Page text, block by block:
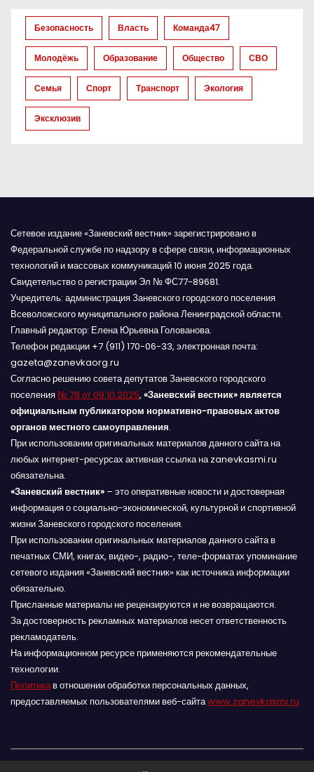
а
п
и
с
я
Безопасность Власть Команда47
Молодёжь Образование Общество СВО
Семья Спорт Транспорт Экология
Эксклюзив
Сетевое издание «Заневский вестник» зарегистрировано в
Федеральной службе по надзору в сфере связи, информационных
технологий и массовых коммуникаций 10 июня 2025 года.
Свидетельство о регистрации Эл № ФС77-89681.
Учредитель: администрация Заневского городского поселения
Всеволожского муниципального района Ленинградской области.
Главный редактор: Елена Юрьевна Голованова.
Телефон редакции +7 (911) 170-06-33, электронная почта:
gazeta@zanevkaorg.ru
Согласно решению совета депутатов Заневского городского
поселения № 78 от 09.10.2025, «Заневский вестник» является
официальным публикатором нормативно-правовых актов
органов местного самоуправления.
При использовании оригинальных материалов данного сайта на
любых интернет-ресурсах активная ссылка на zanevkasmi.ru
обязательна.
«Заневский вестник» – это оперативные новости и достоверная
информация о социально-экономической, культурной и спортивной
жизни Заневского городского поселения.
При использовании оригинальных материалов данного сайта в
печатных СМИ, книгах, видео-, радио-, теле-форматах упоминание
сетевого издания «Заневский вестник» как источника информации
обязательно.
Присланные материалы не рецензируются и не возвращаются.
За достоверность рекламных материалов несет ответственность
рекламодатель.
На информационном ресурсе применяются рекомендательные
технологии.
Политикав отношении обработки персональных данных,
предоставляемых пользователями веб-сайтаwww.zanevkasmi.ru